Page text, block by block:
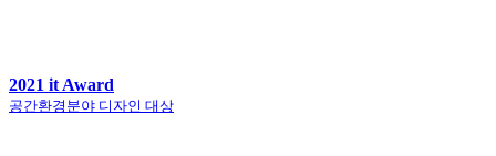
2021 it Award
공간환경분야 디자인 대상